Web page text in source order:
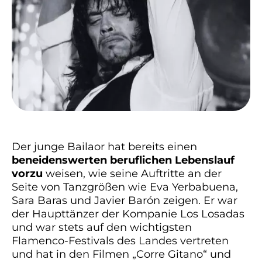
Der junge Bailaor hat bereits einen
beneidenswerten beruflichen Lebenslauf
vorzu weisen, wie seine Auftritte an der
Seite von Tanzgrößen wie Eva Yerbabuena,
Sara Baras und Javier Barón zeigen. Er war
der Haupttänzer der Kompanie Los Losadas
und war stets auf den wichtigsten
Flamenco-Festivals des Landes vertreten
und hat in den Filmen „Corre Gitano“ und